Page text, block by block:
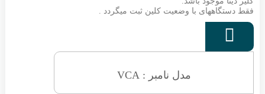
فقط دستگاههای با وضعیت کلین ثبت میگردد .

مدل نامبر : VCA